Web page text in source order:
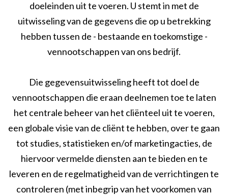
doeleinden uit te voeren. U stemt in met de
uitwisseling van de gegevens die op u betrekking
hebben tussen de - bestaande en toekomstige -
vennootschappen van ons bedrijf.
Die gegevensuitwisseling heeft tot doel de
vennootschappen die eraan deelnemen toe te laten
het centrale beheer van het cliënteel uit te voeren,
een globale visie van de cliënt te hebben, over te gaan
tot studies, statistieken en/of marketingacties, de
hiervoor vermelde diensten aan te bieden en te
leveren en de regelmatigheid van de verrichtingen te
controleren (met inbegrip van het voorkomen van